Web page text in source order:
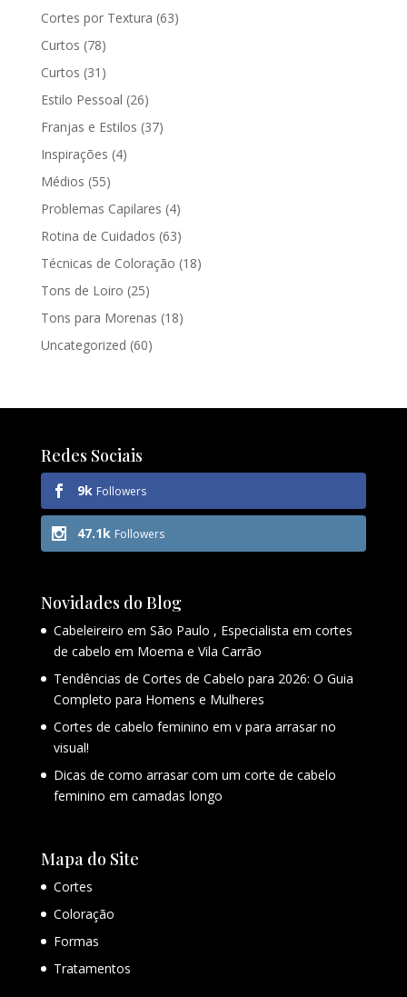
Cortes por Textura (63)
Curtos (78)
Curtos (31)
Estilo Pessoal (26)
Franjas e Estilos (37)
Inspirações (4)
Médios (55)
Problemas Capilares (4)
Rotina de Cuidados (63)
Técnicas de Coloração (18)
Tons de Loiro (25)
Tons para Morenas (18)
Uncategorized (60)
Redes Sociais
9k Followers
47.1k Followers
Novidades do Blog
Cabeleireiro em São Paulo , Especialista em cortes
de cabelo em Moema e Vila Carrão
Tendências de Cortes de Cabelo para 2026: O Guia
Completo para Homens e Mulheres
Cortes de cabelo feminino em v para arrasar no
visual!
Dicas de como arrasar com um corte de cabelo
feminino em camadas longo
Mapa do Site
Cortes
Coloração
Formas
Tratamentos